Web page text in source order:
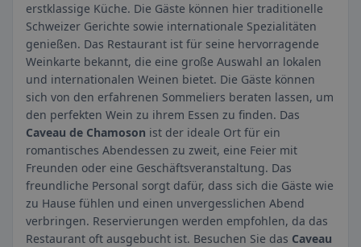
erstklassige Küche. Die Gäste können hier traditionelle
Schweizer Gerichte sowie internationale Spezialitäten
genießen. Das Restaurant ist für seine hervorragende
Weinkarte bekannt, die eine große Auswahl an lokalen
und internationalen Weinen bietet. Die Gäste können
sich von den erfahrenen Sommeliers beraten lassen, um
den perfekten Wein zu ihrem Essen zu finden. Das
Caveau de Chamoson ist der ideale Ort für ein
romantisches Abendessen zu zweit, eine Feier mit
Freunden oder eine Geschäftsveranstaltung. Das
freundliche Personal sorgt dafür, dass sich die Gäste wie
zu Hause fühlen und einen unvergesslichen Abend
verbringen. Reservierungen werden empfohlen, da das
Restaurant oft ausgebucht ist. Besuchen Sie das Caveau